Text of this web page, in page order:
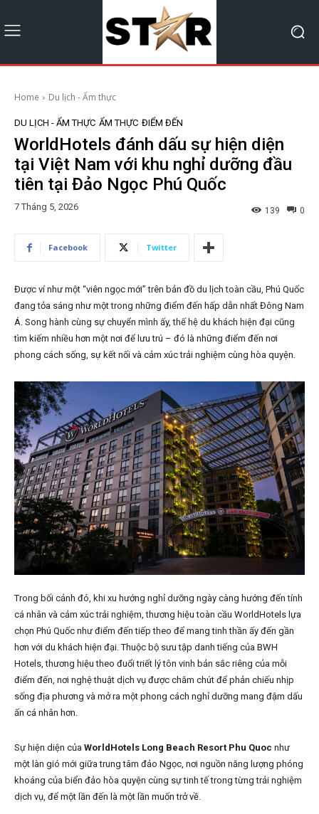
Home Du lịch - Ẩm thực
DU LỊCH - ẨM THỰC ẨM THỰC ĐIỂM ĐẾN
WorldHotels đánh dấu sự hiện diện
tại Việt Nam với khu nghỉ dưỡng đầu
tiên tại Đảo Ngọc Phú Quốc
7 Tháng 5, 2026 0
139
Facebook Twitter
Được ví như một “viên ngọc mới” trên bản đồ du lịch toàn cầu, Phú Quốc
đang tỏa sáng như một trong những điểm đến hấp dẫn nhất Đông Nam
Á. Song hành cùng sự chuyển mình ấy, thế hệ du khách hiện đại cũng
tìm kiếm nhiều hơn một nơi để lưu trú – đó là những điểm đến nơi
phong cách sống, sự kết nối và cảm xúc trải nghiệm cùng hòa quyện.
Trong bối cảnh đó, khi xu hướng nghỉ dưỡng ngày càng hướng đến tính
cá nhân và cảm xúc trải nghiệm, thương hiệu toàn cầu WorldHotels lựa
chọn Phú Quốc như điểm đến tiếp theo để mang tinh thần ấy đến gần
hơn với du khách hiện đại. Thuộc bộ sưu tập danh tiếng của BWH
Hotels, thương hiệu theo đuổi triết lý tôn vinh bản sắc riêng của mỗi
điểm đến, nơi nghệ thuật dịch vụ được chăm chút để phản chiếu nhịp
sống địa phương và mở ra một phong cách nghỉ dưỡng mang đậm dấu
ấn cá nhân hơn.
Sự hiện diện của WorldHotels Long Beach Resort Phu Quoc như
một làn gió mới giữa trung tâm đảo Ngọc, nơi nguồn năng lượng phóng
khoáng của biển đảo hòa quyện cùng sự tinh tế trong từng trải nghiệm
dịch vụ, để một lần đến là một lần muốn trở về.